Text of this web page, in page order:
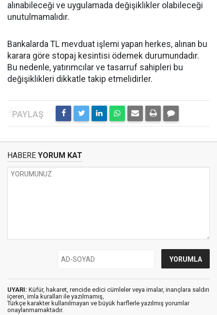
alınabileceği ve uygulamada değişiklikler olabileceği
unutulmamalıdır.
Bankalarda TL mevduat işlemi yapan herkes, alınan bu
karara göre stopaj kesintisi ödemek durumundadır.
Bu nedenle, yatırımcılar ve tasarruf sahipleri bu
değişiklikleri dikkatle takip etmelidirler.
HABERE YORUM KAT
UYARI: Küfür, hakaret, rencide edici cümleler veya imalar, inançlara saldırı
içeren, imla kuralları ile yazılmamış,
Türkçe karakter kullanılmayan ve büyük harflerle yazılmış yorumlar
onaylanmamaktadır.